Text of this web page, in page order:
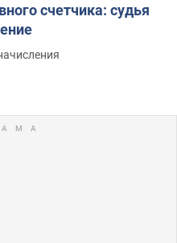
счетчика: судья